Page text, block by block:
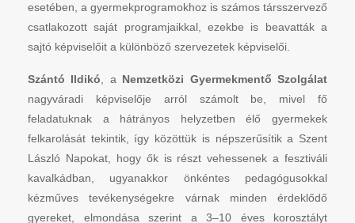
esetében, a gyermekprogramokhoz is számos társszervező
csatlakozott saját programjaikkal, ezekbe is beavatták a
sajtó képviselőit a különböző szervezetek képviselői.
Szántó Ildikó, a Nemzetközi Gyermekmentő Szolgálat
nagyváradi képviselője arról számolt be, mivel fő
feladatuknak a hátrányos helyzetben élő gyermekek
felkarolását tekintik, így közöttük is népszerűsítik a Szent
László Napokat, hogy ők is részt vehessenek a fesztiváli
kavalkádban, ugyanakkor önkéntes pedagógusokkal
kézműves tevékenységekre várnak minden érdeklődő
gyereket, elmondása szerint a 3–10 éves korosztályt